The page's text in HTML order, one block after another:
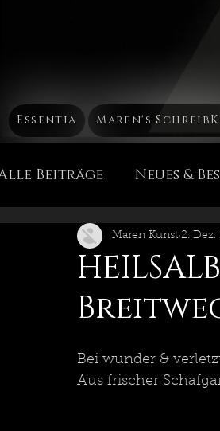
Essentia Maren's
Beiträge Neues &
Mütterchen Russland
Die Chakren Heil &
Maren's Sicht der Dinge
Maren Kunst 2. Dez.
Bei wunder &
Aus frischer